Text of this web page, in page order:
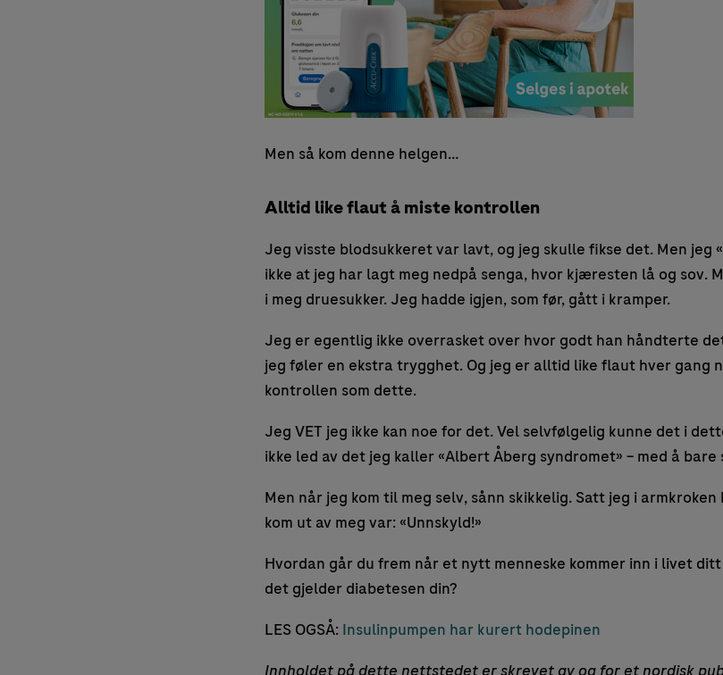
Men så kom denne helgen…
Alltid like flaut å miste kontrollen
Jeg visste blodsukkeret var lavt, og jeg skulle fikse det. Men jeg
ikke at jeg har lagt meg nedpå senga, hvor kjæresten lå og sov.
i meg druesukker. Jeg hadde igjen, som før, gått i kramper.
Jeg er egentlig ikke overrasket over hvor godt han håndterte
jeg føler en ekstra trygghet. Og jeg er alltid like flaut hver gang
kontrollen som dette.
Jeg VET jeg ikke kan noe for det. Vel selvfølgelig kunne det i
ikke led av det jeg kaller «Albert Åberg syndromet» – med å
Men når jeg kom til meg selv, sånn skikkelig. Satt jeg i armkroken
kom ut av meg var: «Unnskyld!»
Hvordan går du frem når et nytt menneske kommer inn i livet
det gjelder diabetesen din?
LES OGSÅ: Insulinpumpen har kurert hodepinen